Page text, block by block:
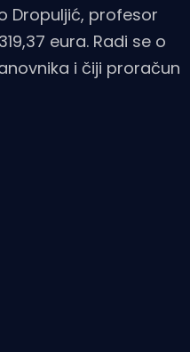
Dropuljić, profesor
eura. Radi se o
i čiji proračun